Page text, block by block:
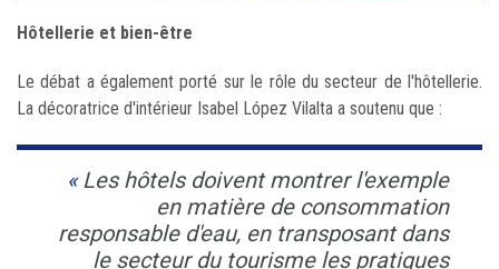
Hôtellerie et bien-être
Le débat a également porté sur le rôle du secteur de l'hôtellerie.
La décoratrice d'intérieur Isabel López Vilalta a soutenu que :
Les hôtels doivent montrer l'exemple
en matière de consommation
responsable d'eau, en transposant dans
le secteur du tourisme les pratiques